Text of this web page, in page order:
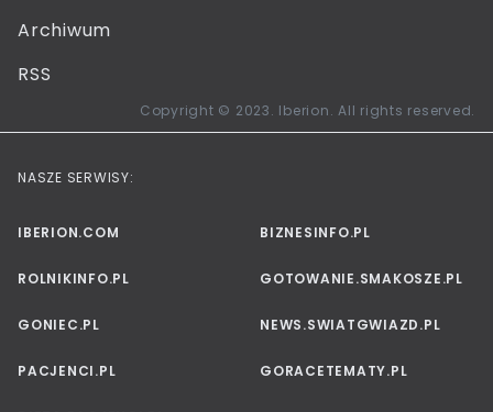
Archiwum
RSS
Copyright © 2023. Iberion. All rights reserved.
NASZE SERWISY:
IBERION.COM BIZNESINFO.PL
ROLNIKINFO.PL GOTOWANIE.SMAKOSZE.PL
GONIEC.PL NEWS.SWIATGWIAZD.PL
PACJENCI.PL GORACETEMATY.PL